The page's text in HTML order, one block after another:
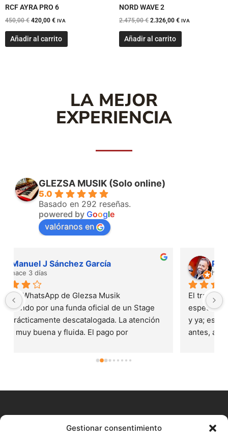
Gestionar consentimiento
RCF AYRA PRO 6
450,00€ 420,00 € IVA
Añadir al carrito
NORD WAVE 2
2.475,00€ 2.326,00 € IVA
Añadir al carrito
LA MEJOR
EXPERIENCIA
GLEZSA MUSIK (Solo online)
5.0
Basado en 292 reseñas.
powered by Google
valóranos en
Pável Mora
El trato con Sara desde el minuto 1 ha sido
espectacular: No es sólo comprar el instrumento
y ya; es preocuparse por que lo tengas cuanto
antes, asesorarte en lo que necesites, y
no pagas... Comprar en Glezsa musik te da un
Stage 4 un jueves a las 6pm y lo tenía a las 10am